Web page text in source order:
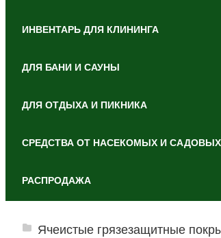
ИНВЕНТАРЬ ДЛЯ КЛИНИНГА
ДЛЯ БАНИ И САУНЫ
ДЛЯ ОТДЫХА И ПИКНИКА
СРЕДСТВА ОТ НАСЕКОМЫХ И
РАСПРОДАЖА
Ячеистые грязезащитные